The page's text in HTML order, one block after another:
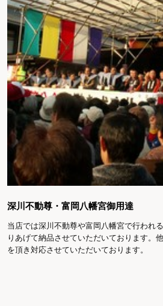
深川不動尊・富岡八幡宮御用達
当店では深川不動尊や富岡八幡宮で行われ
りあげて納品させていただいております。
を頂き対応させていただいております。